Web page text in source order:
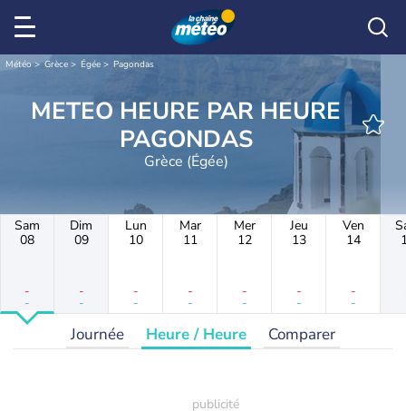
Météo Grèce Égée Pagondas
METEO HEURE PAR HEURE
PAGONDAS
Grèce (Égée)
Sam
08
-
-
Dim
09
-
-
Lun
10
-
-
Mar
11
-
-
Mer
12
-
-
Jeu
13
-
-
Ven
14
-
-
Journée Heure / Heure Comparer